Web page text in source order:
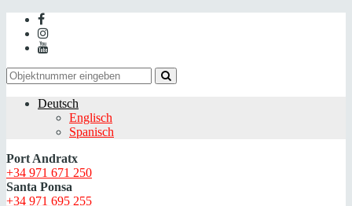
Deutsch
Englisch
Spanisch
Port Andratx
+34 971 671 250
Santa Ponsa
+34 971 695 255